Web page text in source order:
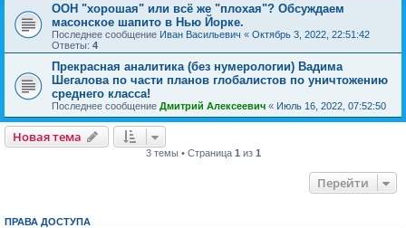
ООН "хорошая" или всё же "плохая"? Обсуждаем
масонское шапито в Нью Йорке.
Последнее сообщение Иван Васильевич « Октябрь 3, 2022, 22:51:42
Ответы: 4
Прекрасная аналитика (без нумерологии) Вадима
Шегалова по части планов глобалистов по уничтожению
среднего класса!
Последнее сообщение Дмитрий Алексеевич « Июль 16, 2022, 07:52:50
Новая тема
3 темы • Страница 1 из 1
Перейти
ПРАВА ДОСТУПА